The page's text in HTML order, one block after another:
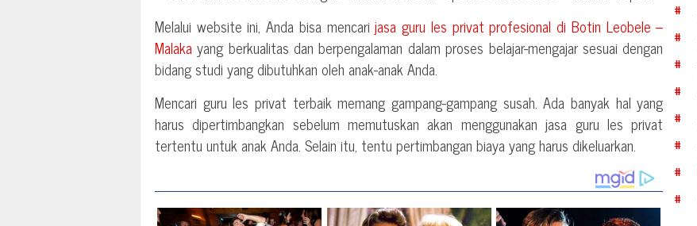
Melalui website ini, Anda bisa mencarijasa guru les privat profesional di Botin Leobele –
Malaka yang berkualitas dan berpengalaman dalam proses belajar-mengajar sesuai dengan
bidang studi yang dibutuhkan oleh anak-anak Anda.
Mencari guru les privat terbaik memang gampang-gampang susah. Ada banyak hal yang
harus dipertimbangkan sebelum memutuskan akan menggunakan jasa guru les privat
tertentu untuk anak Anda. Selain itu, tentu pertimbangan biaya yang harus dikeluarkan.